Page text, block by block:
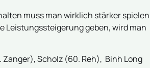
muss man wirklich stärker
Leistungssteigerung geben, wird man
Zanger), Scholz (60. Reh), Binh Long